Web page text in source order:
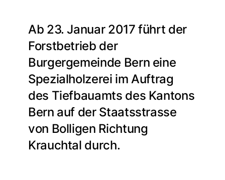
Ab 23. Januar 2017 führt der
Forstbetrieb der
Burgergemeinde Bern eine
Spezialholzerei im Auftrag
des Tiefbauamts des Kantons
Bern auf der Staatsstrasse
von Bolligen Richtung
Krauchtal durch.